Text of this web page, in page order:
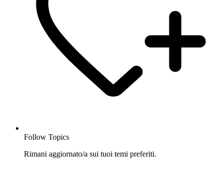
Follow Topics
Rimani aggiornato/a sui tuoi temi preferiti.